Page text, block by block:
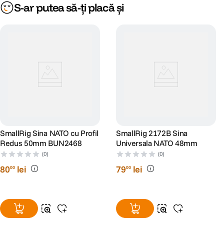
S-ar putea să-ți placă și
SmallRig Sina NATO cu Profil
Redus 50mm BUN2468
(0)
8000 lei
SmallRig 2172B Sina
Universala NATO 48mm
(0)
7900 lei